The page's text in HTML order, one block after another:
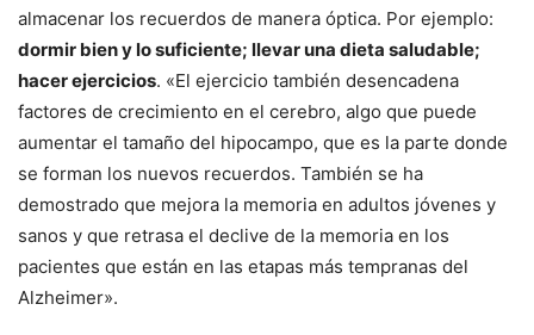
almacenar los recuerdos de manera óptica. Por ejemplo:
dormir bien y lo suficiente; llevar una dieta saludable;
hacer ejercicios. «El ejercicio también desencadena
factores de crecimiento en el cerebro, algo que puede
aumentar el tamaño del hipocampo, que es la parte donde
se forman los nuevos recuerdos. También se ha
demostrado que mejora la memoria en adultos jóvenes y
sanos y que retrasa el declive de la memoria en los
pacientes que están en las etapas más tempranas del
Alzheimer».